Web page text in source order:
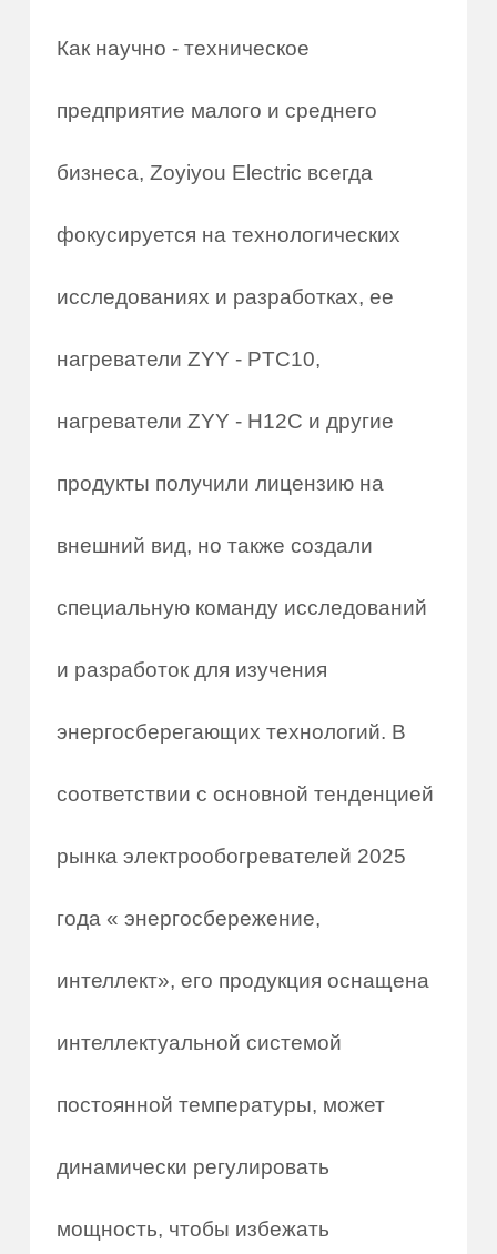
Как научно - техническое
предприятие малого и среднего
бизнеса, Zoyiyou Electric всегда
фокусируется на технологических
исследованиях и разработках, ее
нагреватели ZYY - PTC10,
нагреватели ZYY - H12C и другие
продукты получили лицензию на
внешний вид, но также создали
специальную команду исследований
и разработок для изучения
энергосберегающих технологий. В
соответствии с основной тенденцией
рынка электрообогревателей 2025
года « энергосбережение,
интеллект», его продукция оснащена
интеллектуальной системой
постоянной температуры, может
динамически регулировать
мощность, чтобы избежать